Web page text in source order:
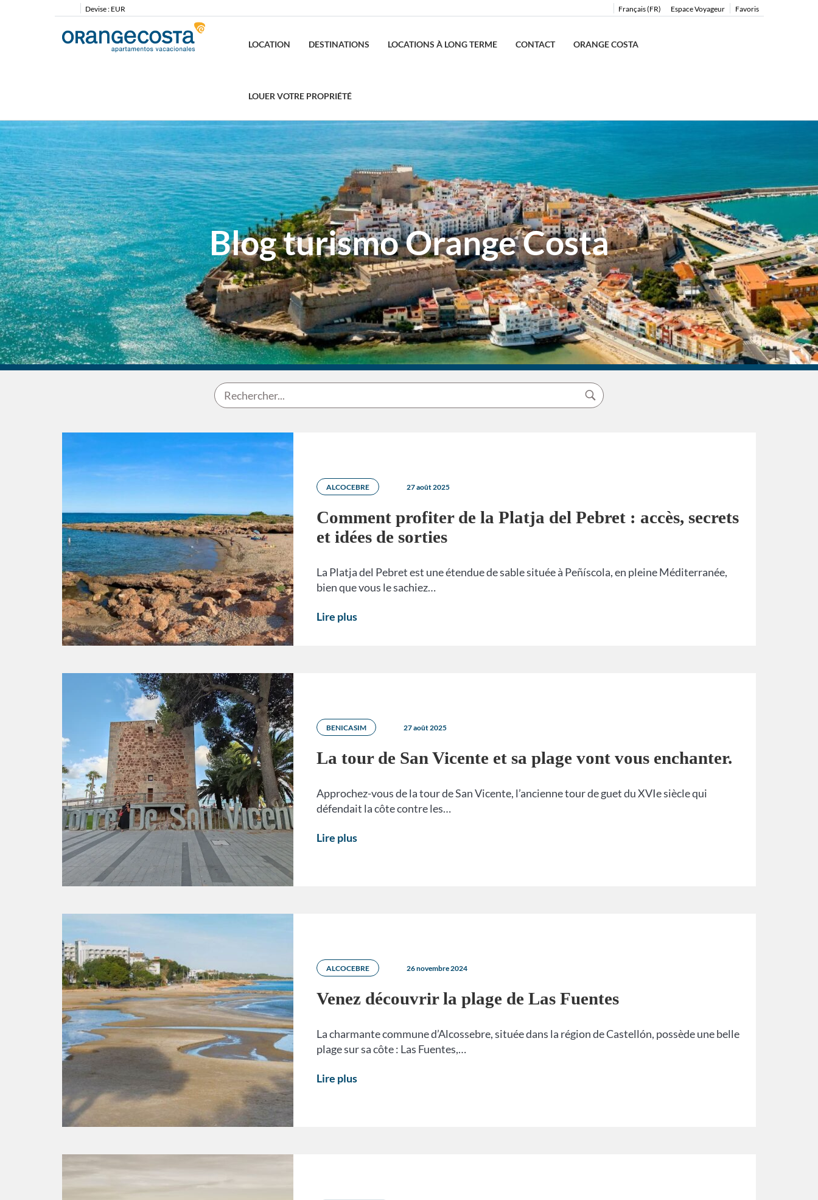
Devise : EUR Favoris
Espace Voyageur
Français (FR)
LOCATION DESTINATIONS LOCATIONS À LONG TERME CONTACT ORANGE COSTA
LOUER VOTRE PROPRIÉTÉ
Blog turismo Orange Costa
ALCOCEBRE 27 août 2025
Comment profiter de la Platja del Pebret : accès, secrets
et idées de sorties
La Platja del Pebret est une étendue de sable située à Peñíscola, en pleine Méditerranée,
bien que vous le sachiez…
Lire plus
BENICASIM 27 août 2025
La tour de San Vicente et sa plage vont vous enchanter.
Approchez-vous de la tour de San Vicente, l’ancienne tour de guet du XVIe siècle qui
défendait la côte contre les…
Lire plus
ALCOCEBRE 26 novembre 2024
Venez découvrir la plage de Las Fuentes
La charmante commune d’Alcossebre, située dans la région de Castellón, possède une belle
plage sur sa côte : Las Fuentes,…
Lire plus